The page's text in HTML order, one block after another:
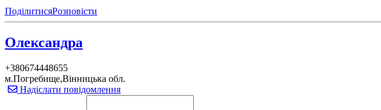
ПоділитисяРозповісти
Олександра
+380674448655
м.Погребище,Вінницька обл.
Надіслати повідомлення